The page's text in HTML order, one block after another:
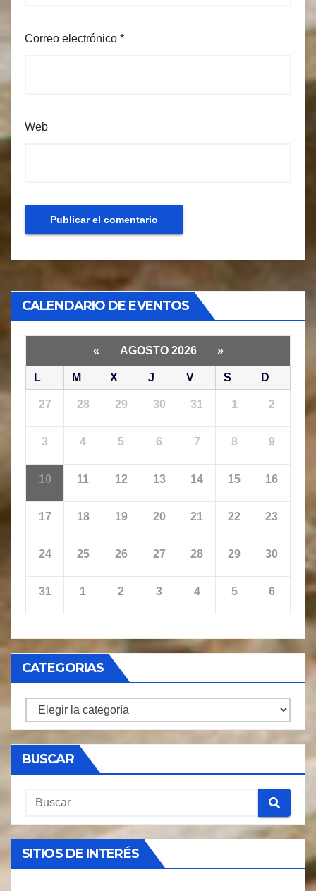
Correo electrónico *
Web
CALENDARIO DE EVENTOS
« AGOSTO 2026 »
L M X J V S D
27 28 29 30 31 1 2
3 4 5 6 7 8 9
10 11 12 13 14 15 16
17 18 19 20 21 22 23
24 25 26 27 28 29 30
31 1 2 3 4 5 6
CATEGORIAS
CATEGORIAS
BUSCAR
SITIOS DE INTERÉS